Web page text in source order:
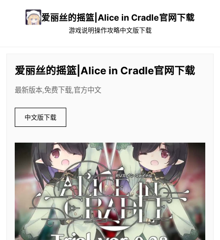
爱丽丝的摇篮|Alice in Cradle官网下载
游戏说明操作攻略中文版下载
爱丽丝的摇篮|Alice in Cradle官网下载
最新版本,免费下载,官方中文
中文版下载